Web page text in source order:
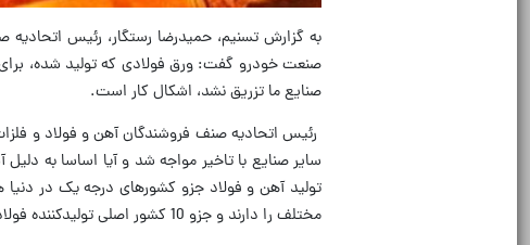
به گزارش تسنیم، حمیدرضا رستگار، رئیس
صنعت خودرو گفت: ورق فولادی که تولید شده،
صنایع ما تزریق نشد، اشکال کار است.
رئیس اتحادیه صنف فروشندگان آهن و فولاد و
سایر صنایع با تاخیر مواجه شد و آیا اساسا به
تولید آهن و فولاد جزو کشورهای درجه یک در دنیا
مختلف را دارند و جزو 10 کشور اصلی تولیدکننده فولاد هستیم.